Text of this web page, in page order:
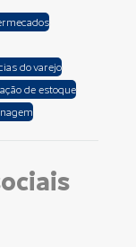
do varejo
de estoque